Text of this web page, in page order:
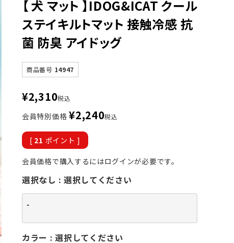
【 犬 マット 】IDOG&ICAT クール
ステイキルトマット 接触冷感 抗
菌 防臭 アイドッグ
商品番号 14947
¥2,310税込
会員特別価格 ¥2,240税込
[ 21 ポイント ]
会員価格で購入するにはログインが必要です。
選択なし 選択してください
-
カラー 選択してください